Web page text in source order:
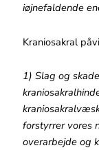
iøjnefaldende
Kraniosakral
1) Slag og
forstyrrer vores
overarbejde og